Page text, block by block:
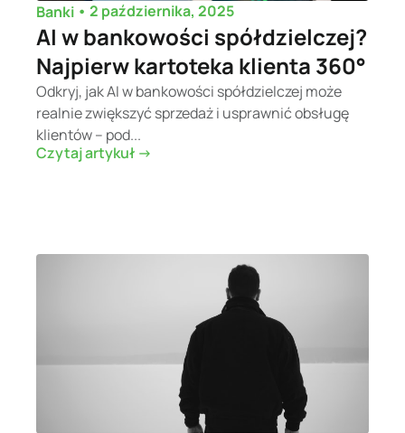
Banki • 2 października, 2025
AI w bankowości spółdzielczej?
Najpierw kartoteka klienta 360°
Odkryj, jak AI w bankowości spółdzielczej może
realnie zwiększyć sprzedaż i usprawnić obsługę
klientów – pod...
Czytaj artykuł ->